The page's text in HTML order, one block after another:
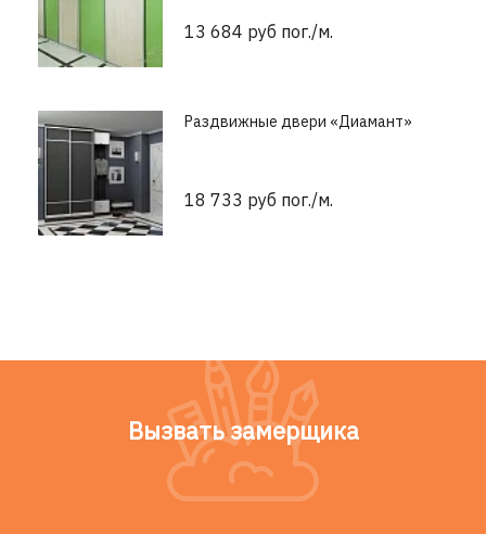
13 684 руб пог./м.
Раздвижные двери «Диамант»
18 733 руб пог./м.
Вызвать замерщика